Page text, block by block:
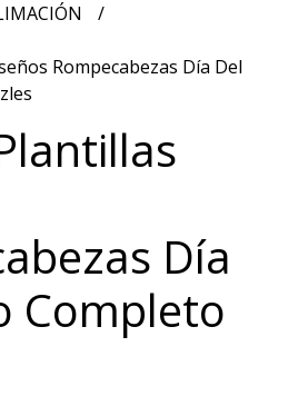
Rompecabezas Día Del
Día
Completo